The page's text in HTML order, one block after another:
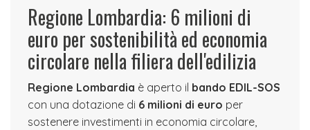
Regione Lombardia: 6 milioni di
euro per sostenibilità ed economia
circolare nella filiera dell'edilizia
Regione Lombardia è aperto il bando EDIL-SOS
con una dotazione di 6 milioni di euro per
sostenere investimenti in economia circolare,